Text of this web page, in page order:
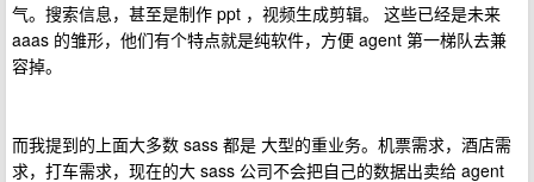
气。搜索信息，甚至是制作 ppt ，视频生成剪辑。 这些已经是未来
aaas 的雏形，他们有个特点就是纯软件，方便 agent 第一梯队去兼
容掉。
而我提到的上面大多数 sass 都是 大型的重业务。机票需求，酒店需
求，打车需求，现在的大 sass 公司不会把自己的数据出卖给 agent